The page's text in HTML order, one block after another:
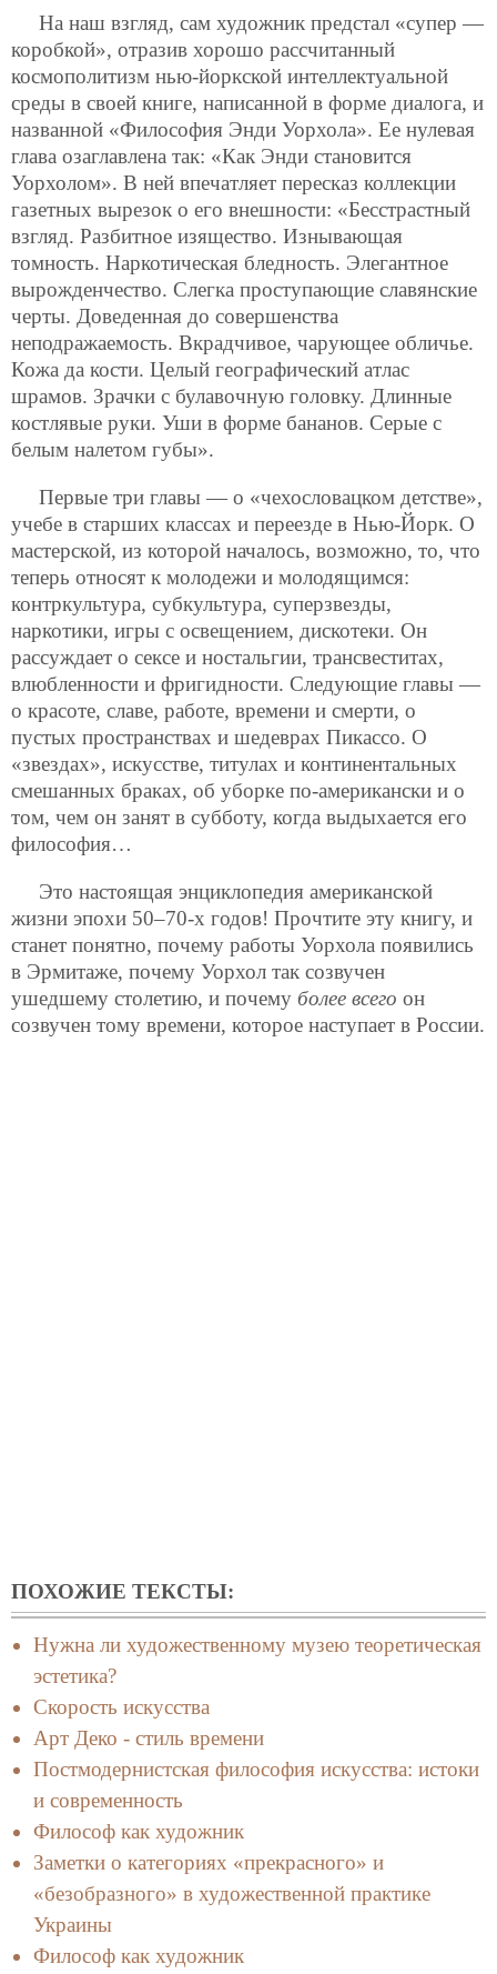
На наш взгляд, сам художник предстал «супер —
коробкой», отразив хорошо рассчитанный
космополитизм нью-йоркской интеллектуальной
среды в своей книге, написанной в форме диалога, и
названной «Философия Энди Уорхола». Ее нулевая
глава озаглавлена так: «Как Энди становится
Уорхолом». В ней впечатляет пересказ коллекции
газетных вырезок о его внешности: «Бесстрастный
взгляд. Разбитное изящество. Изнывающая
томность. Наркотическая бледность. Элегантное
вырожденчество. Слегка проступающие славянские
черты. Доведенная до совершенства
неподражаемость. Вкрадчивое, чарующее обличье.
Кожа да кости. Целый географический атлас
шрамов. Зрачки с булавочную головку. Длинные
костлявые руки. Уши в форме бананов. Серые с
белым налетом губы».
Первые три главы — о «чехословацком детстве»,
учебе в старших классах и переезде в Нью-Йорк. О
мастерской, из которой началось, возможно, то, что
теперь относят к молодежи и молодящимся:
контркультура, субкультура, суперзвезды,
наркотики, игры с освещением, дискотеки. Он
рассуждает о сексе и ностальгии, трансвеститах,
влюбленности и фригидности. Следующие главы —
о красоте, славе, работе, времени и смерти, о
пустых пространствах и шедеврах Пикассо. О
«звездах», искусстве, титулах и континентальных
смешанных браках, об уборке по-американски и о
том, чем он занят в субботу, когда выдыхается его
философия…
Это настоящая энциклопедия американской
жизни эпохи 50–70-х годов! Прочтите эту книгу, и
станет понятно, почему работы Уорхола появились
в Эрмитаже, почему Уорхол так созвучен
ушедшему столетию, и почему более всего он
созвучен тому времени, которое наступает в России.
ПОХОЖИЕ ТЕКСТЫ:
Нужна ли художественному музею теоретическая
эстетика?
Скорость искусства
Арт Деко - стиль времени
Постмодернистская философия искусства: истоки
и современность
Философ как художник
Заметки о категориях «прекрасного» и
«безобразного» в художественной практике
Украины
Философ как художник